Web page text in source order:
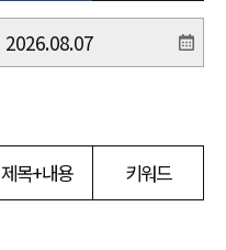
제목+내용 키워드